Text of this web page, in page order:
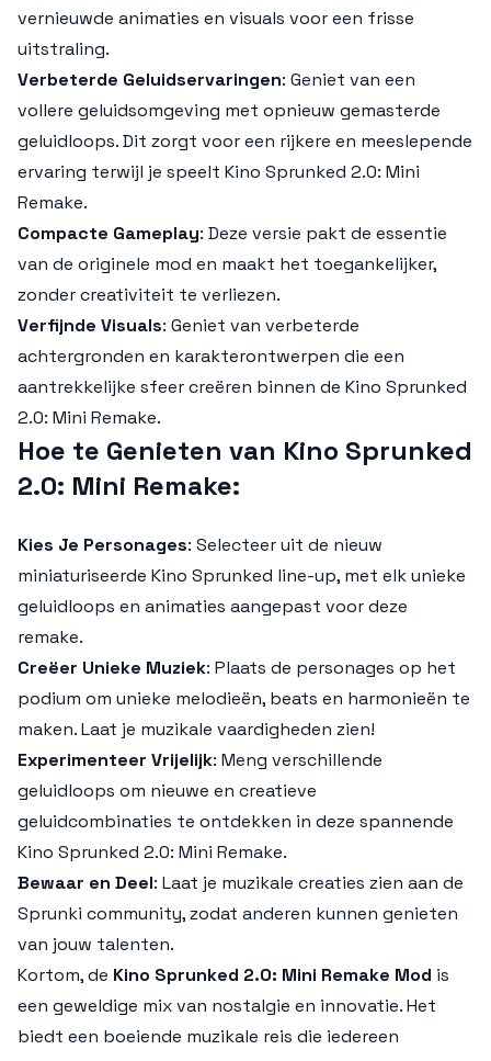
vernieuwde animaties en visuals voor een frisse
uitstraling.
Verbeterde Geluidservaringen: Geniet van een
vollere geluidsomgeving met opnieuw gemasterde
geluidloops. Dit zorgt voor een rijkere en meeslepende
ervaring terwijl je speelt Kino Sprunked 2.0: Mini
Remake.
Compacte Gameplay: Deze versie pakt de essentie
van de originele mod en maakt het toegankelijker,
zonder creativiteit te verliezen.
Verfijnde Visuals: Geniet van verbeterde
achtergronden en karakterontwerpen die een
aantrekkelijke sfeer creëren binnen de Kino Sprunked
2.0: Mini Remake.
Hoe te Genieten van Kino Sprunked
2.0: Mini Remake:
Kies Je Personages: Selecteer uit de nieuw
miniaturiseerde Kino Sprunked line-up, met elk unieke
geluidloops en animaties aangepast voor deze
remake.
Creëer Unieke Muziek: Plaats de personages op het
podium om unieke melodieën, beats en harmonieën te
maken. Laat je muzikale vaardigheden zien!
Experimenteer Vrijelijk: Meng verschillende
geluidloops om nieuwe en creatieve
geluidcombinaties te ontdekken in deze spannende
Kino Sprunked 2.0: Mini Remake.
Bewaar en Deel: Laat je muzikale creaties zien aan de
Sprunki community, zodat anderen kunnen genieten
van jouw talenten.
Kortom, de Kino Sprunked 2.0: Mini Remake Mod is
een geweldige mix van nostalgie en innovatie. Het
biedt een boeiende muzikale reis die iedereen